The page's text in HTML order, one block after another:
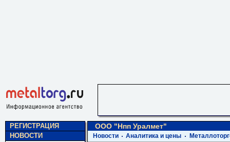
РЕГИСТРАЦИЯ
НОВОСТИ
ООО "Нпп Уралмет"
Новости Аналитика и цены